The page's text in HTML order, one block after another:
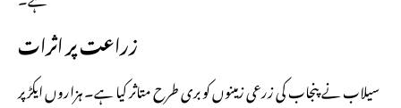
زراعت پر اثرات
سیلاب نے پنجاب کی زرعی زمینوں کو بری طرح متاثر کیا ہے۔ ہزاروں ایکڑ پر